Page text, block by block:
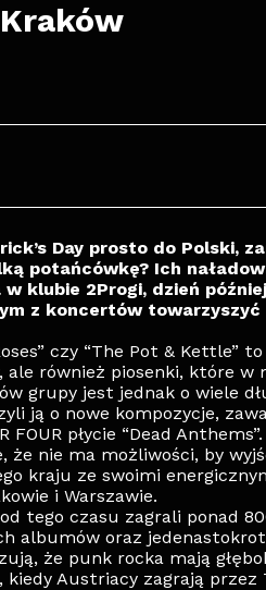
Day prosto do Polski,
potańcówkę? Ich
klubie 2Progi, dzień
z koncertów
czy “The Pot & Kettle”
ale również piosenki, które
grupy jest jednak o wiele
ją o nowe kompozycje,
płycie “Dead
że nie ma możliwości, by
kraju ze swoimi
i Warszawie.
tego czasu zagrali ponad
albumów oraz
że punk rocka mają
Austriacy zagrają przez